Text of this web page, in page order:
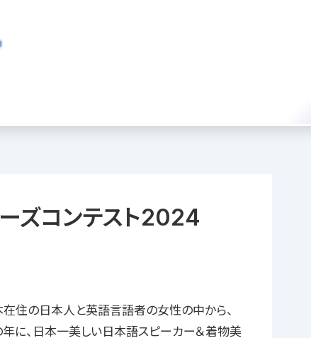
ズコンテスト2024
在住の日本人と英語言語者の女性の中から、
年に、日本一美しい日本語スピーカー＆着物美